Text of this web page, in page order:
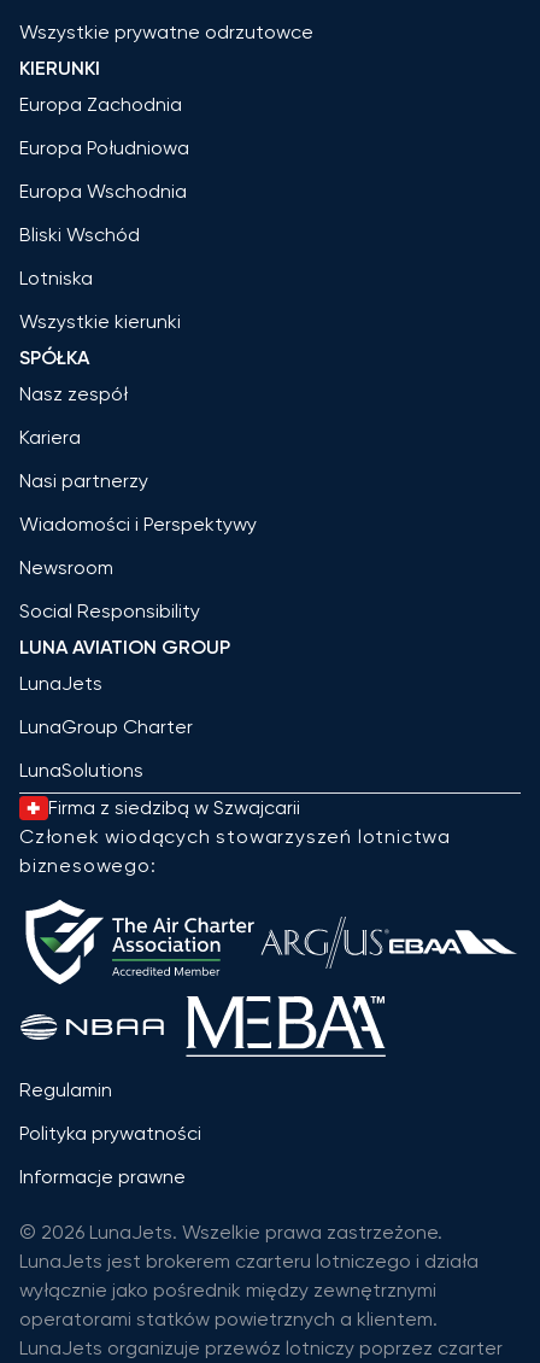
Wszystkie prywatne odrzutowce
KIERUNKI
Europa Zachodnia
Europa Południowa
Europa Wschodnia
Bliski Wschód
Lotniska
Wszystkie kierunki
SPÓŁKA
Nasz zespół
Kariera
Nasi partnerzy
Wiadomości i Perspektywy
Newsroom
Social Responsibility
LUNA AVIATION GROUP
LunaJets
LunaGroup Charter
LunaSolutions
Firma z siedzibą w Szwajcarii
Członek wiodących stowarzyszeń lotnictwa
biznesowego:
Regulamin
Polityka prywatności
Informacje prawne
© 2026 LunaJets. Wszelkie prawa zastrzeżone.
LunaJets jest brokerem czarteru lotniczego i działa
wyłącznie jako pośrednik między zewnętrznymi
operatorami statków powietrznych a klientem.
LunaJets organizuje przewóz lotniczy poprzez czarter